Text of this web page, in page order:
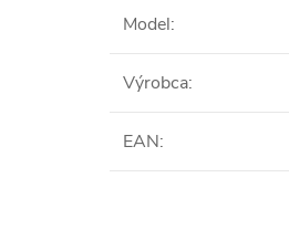
Model:
Výrobca:
EAN: